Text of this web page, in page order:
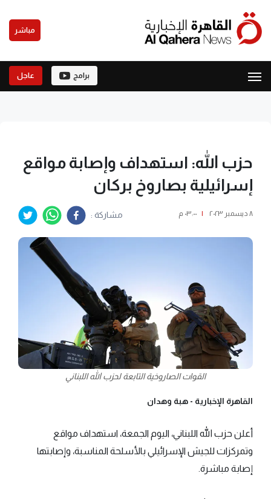
مباشر
برامج عاجل
حزب الله: استهداف وإصابة مواقع
إسرائيلية بصاروخ بركان
٨ ديسمبر ٢٠٢٣ | ٠٣:٠٠ م مشاركة :
القوات الصاروخية التابعة لحزب الله اللبناني
القاهرة الإخبارية - هبة وهدان
أعلن حزب الله اللبناني، اليوم الجمعة، استهداف مواقع
وتمركزات للجيش الإسرائيلي بالأسلحة المناسبة، وإصابتها
إصابة مباشرة.